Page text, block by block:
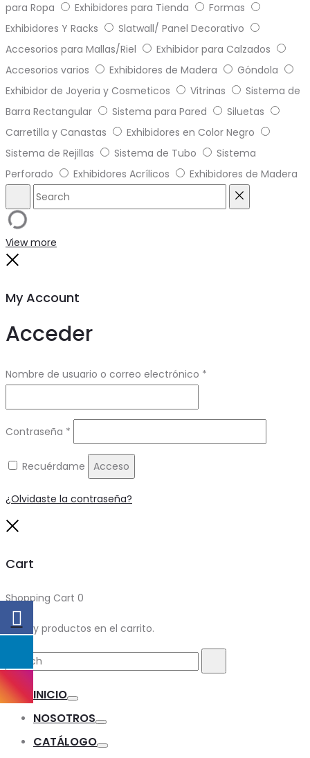
para Ropa
Exhibidores para Tienda
Formas
Exhibidores Y Racks
Slatwall/ Panel Decorativo
Accesorios para Mallas/Riel
Exhibidor para Calzados
Accesorios varios
Exhibidores de Madera
Góndola
Exhibidor de Joyeria y Cosmeticos
Vitrinas
Sistema de
Barra Rectangular
Sistema para Pared
Siluetas
Carretilla y Canastas
Exhibidores en Color Negro
Sistema de Rejillas
Sistema de Tubo
Sistema
Perforado
Exhibidores Acrílicos Exhibidores de Madera
Search
View more
My Account
Acceder
Nombre de usuario o correo electrónico *
Contraseña *
Recuérdame Acceso
¿Olvidaste la contraseña?
Cart
Shopping Cart 0
No hay productos en el carrito.
Search
for:
INICIO
NOSOTROS
CATÁLOGO